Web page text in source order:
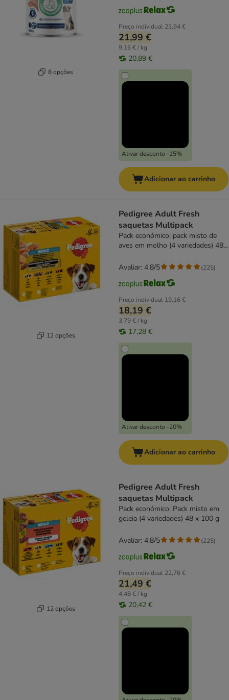
8 opções
Preço individual 23,94 €
21,99 €
9,16 € / kg
20,89 €
Ativar desconto -15%
Adicionar ao carrinho
12 opções
Pedigree Adult Fresh
saquetas Multipack
Pack económico: pack misto de
aves em molho (4 variedades) 48
Preço individual 19,16 €
18,19 €
3,79 € / kg
17,28 €
Ativar desconto -20%
Avaliar: 4.8/5 (225)
Adicionar ao carrinho
12 opções
Pedigree Adult Fresh
saquetas Multipack
Pack económico: Pack misto em
geleia (4 variedades) 48 x 100 g
Preço individual 22,76 €
21,49 €
4,48 € / kg
20,42 €
Avaliar: 4.8/5 (225)